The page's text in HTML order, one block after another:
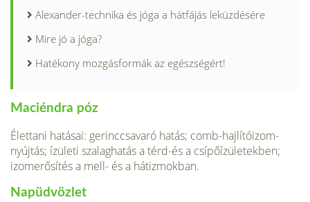
Alexander-technika és jóga a hátfájás leküzdésére
Mire jó a jóga?
Hatékony mozgásformák az egészségért!
Maciéndra póz
Élettani hatásai: gerinccsavaró hatás; comb-hajlítóizom-
nyújtás; ízületi szalaghatás a térd-és a csípőízületekben;
izomerősítés a mell- és a hátizmokban.
Napüdvözlet